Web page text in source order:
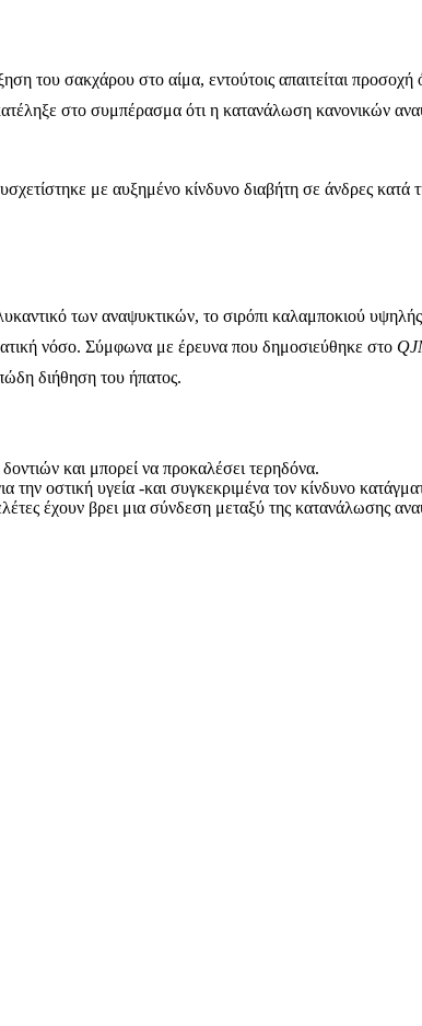
του σακχάρου στο αίμα, εντούτοις απαιτείται
στο συμπέρασμα ότι η κατανάλωση κανονικών
με αυξημένο κίνδυνο διαβήτη σε άνδρες
των αναψυκτικών, το σιρόπι καλαμποκιού υψηλής
νόσο. Σύμφωνα με έρευνα που δημοσιεύθηκε στο
διήθηση του ήπατος.
και μπορεί να προκαλέσει τερηδόνα.
την οστική υγεία -και συγκεκριμένα τον κίνδυνο
έχουν βρει μια σύνδεση μεταξύ της κατανάλωσης